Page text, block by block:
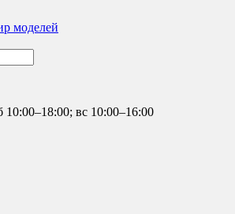
10:00–18:00; вс 10:00–16:00